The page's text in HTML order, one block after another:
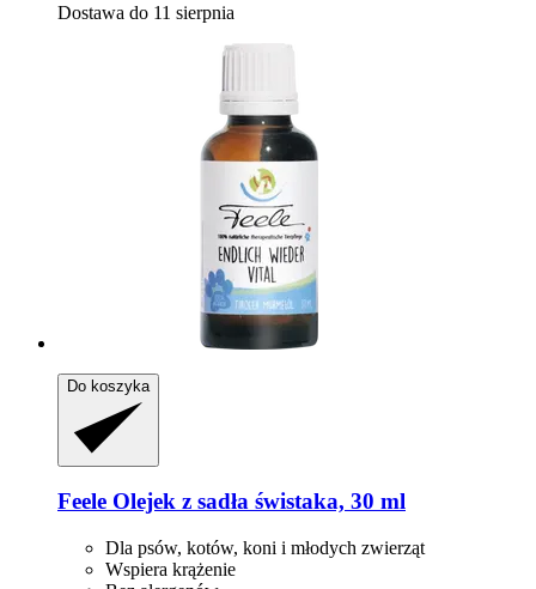
Dostawa do 11 sierpnia
Do koszyka
Feele Olejek z sadła świstaka, 30 ml
Dla psów, kotów, koni i młodych zwierząt
Wspiera krążenie